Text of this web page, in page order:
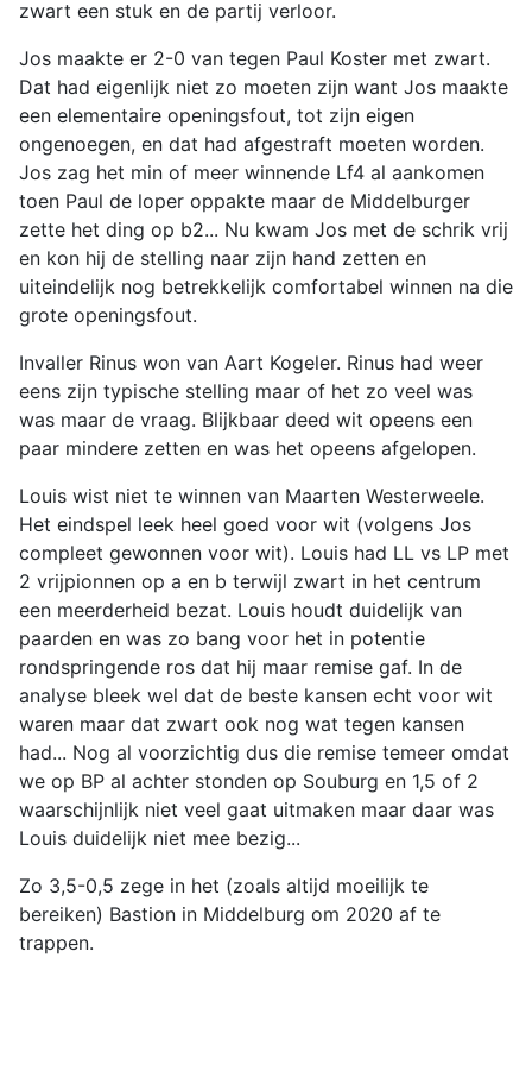
zwart een stuk en de partij verloor.
Jos maakte er 2-0 van tegen Paul Koster met zwart.
Dat had eigenlijk niet zo moeten zijn want Jos maakte
een elementaire openingsfout, tot zijn eigen
ongenoegen, en dat had afgestraft moeten worden.
Jos zag het min of meer winnende Lf4 al aankomen
toen Paul de loper oppakte maar de Middelburger
zette het ding op b2... Nu kwam Jos met de schrik vrij
en kon hij de stelling naar zijn hand zetten en
uiteindelijk nog betrekkelijk comfortabel winnen na die
grote openingsfout.
Invaller Rinus won van Aart Kogeler. Rinus had weer
eens zijn typische stelling maar of het zo veel was
was maar de vraag. Blijkbaar deed wit opeens een
paar mindere zetten en was het opeens afgelopen.
Louis wist niet te winnen van Maarten Westerweele.
Het eindspel leek heel goed voor wit (volgens Jos
compleet gewonnen voor wit). Louis had LL vs LP met
2 vrijpionnen op a en b terwijl zwart in het centrum
een meerderheid bezat. Louis houdt duidelijk van
paarden en was zo bang voor het in potentie
rondspringende ros dat hij maar remise gaf. In de
analyse bleek wel dat de beste kansen echt voor wit
waren maar dat zwart ook nog wat tegen kansen
had... Nog al voorzichtig dus die remise temeer omdat
we op BP al achter stonden op Souburg en 1,5 of 2
waarschijnlijk niet veel gaat uitmaken maar daar was
Louis duidelijk niet mee bezig...
Zo 3,5-0,5 zege in het (zoals altijd moeilijk te
bereiken) Bastion in Middelburg om 2020 af te
trappen.